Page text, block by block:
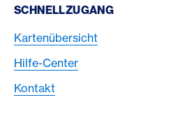
Footer Navigation
SCHNELLZUGANG
Kartenübersicht
Hilfe-Center
Kontakt